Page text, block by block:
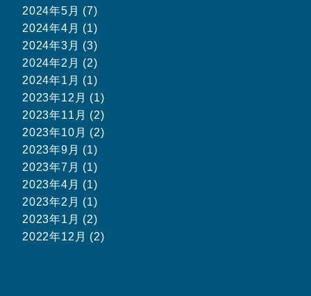
2024年5月 (7)
2024年4月 (1)
2024年3月 (3)
2024年2月 (2)
2024年1月 (1)
2023年12月 (1)
2023年11月 (2)
2023年10月 (2)
2023年9月 (1)
2023年7月 (1)
2023年4月 (1)
2023年2月 (1)
2023年1月 (2)
2022年12月 (2)